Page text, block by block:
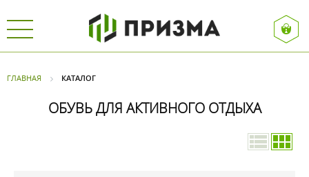
ГЛАВНАЯ КАТАЛОГ
ОБУВЬ ДЛЯ АКТИВНОГО ОТДЫХА